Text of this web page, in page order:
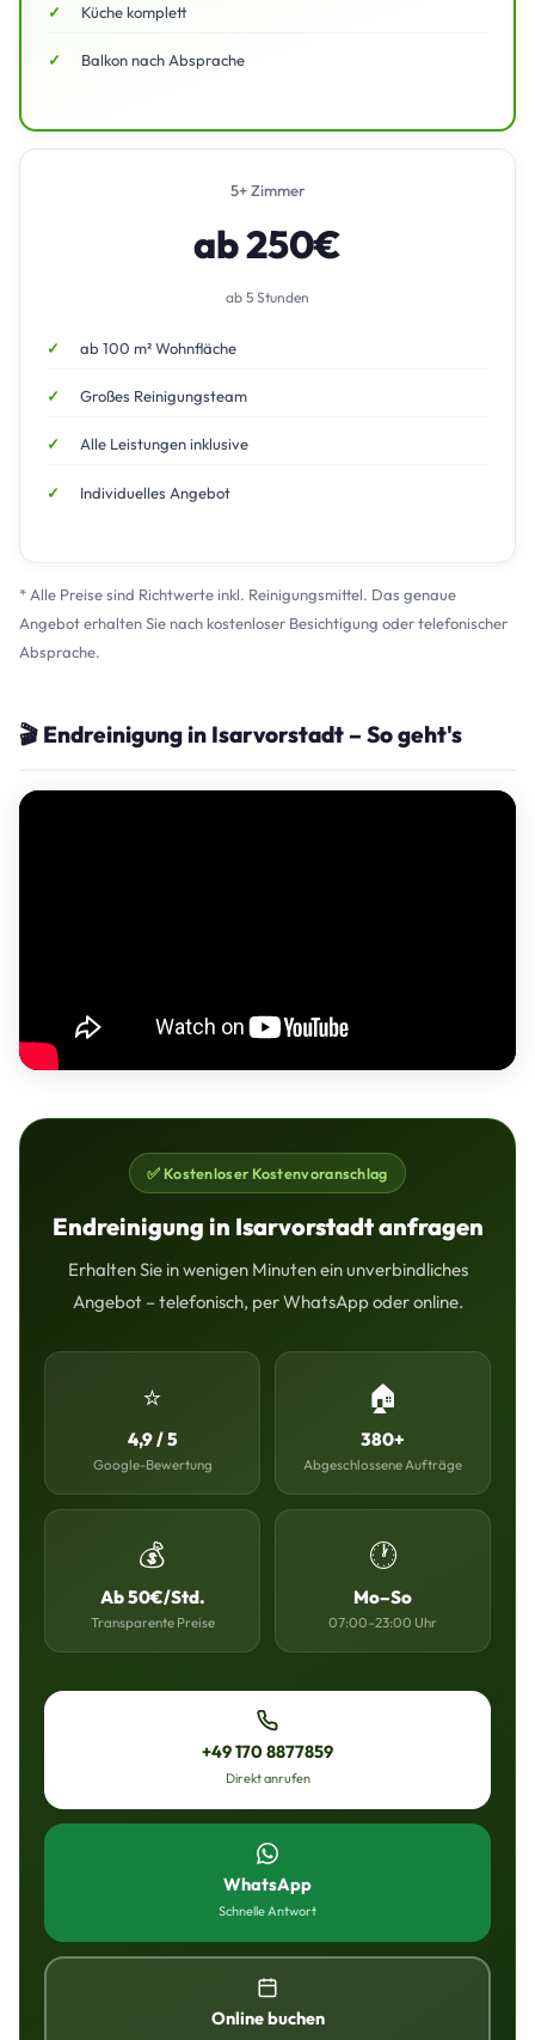
Küche komplett
Balkon nach Absprache
5+ Zimmer
ab 250€
ab 5 Stunden
ab 100 m² Wohnfläche
Großes Reinigungsteam
Alle Leistungen inklusive
Individuelles Angebot
* Alle Preise sind Richtwerte inkl. Reinigungsmittel. Das genaue
Angebot erhalten Sie nach kostenloser Besichtigung oder telefonischer
Absprache.
🎬 Endreinigung in Isarvorstadt – So geht's
✅ Kostenloser Kostenvoranschlag
Endreinigung in Isarvorstadt anfragen
Erhalten Sie in wenigen Minuten ein unverbindliches
Angebot – telefonisch, per WhatsApp oder online.
⭐
4,9 / 5
Google-Bewertung
🏠
380+
Abgeschlossene Aufträge
💰
Ab 50€/Std.
Transparente Preise
🕐
Mo–So
07:00–23:00 Uhr
+49 170 8877859
Direkt anrufen
WhatsApp
Schnelle Antwort
Online buchen